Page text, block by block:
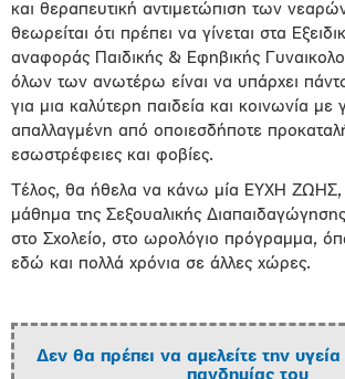
και θεραπευτική αντιμετώπιση των
θεωρείται ότι πρέπει να γίνεται στα
αναφοράς Παιδικής & Εφηβικής
όλων των ανωτέρω είναι να υπάρχει
για μια καλύτερη παιδεία και κοινωνία με
απαλλαγμένη από οποιεσδήποτε
εσωστρέφειες και φοβίες.
Τέλος, θα ήθελα να κάνω μία ΕΥΧΗ ΖΩΗΣ,
μάθημα της Σεξουαλικής
στο Σχολείο, στο ωρολόγιο πρόγραμμα,
εδώ και πολλά χρόνια σε άλλες χώρες.
Δεν θα πρέπει να αμελείτε την